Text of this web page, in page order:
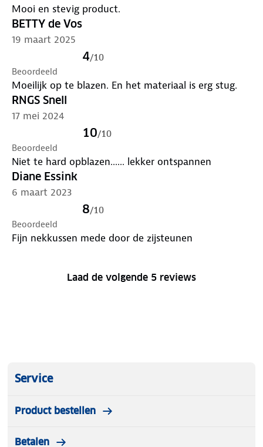
Mooi en stevig product.
BETTY de Vos
19 maart 2025
4/10
Beoordeeld
Moeilijk op te blazen. En het materiaal is erg stug.
RNGS Snell
17 mei 2024
10/10
Beoordeeld
Niet te hard opblazen...... lekker ontspannen
Diane Essink
6 maart 2023
8/10
Beoordeeld
Fijn nekkussen mede door de zijsteunen
Laad de volgende 5 reviews
Service
Product bestellen
Betalen